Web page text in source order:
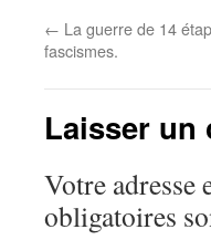
← La guerre de 14
fascismes.
Laisser un
Votre adresse
obligatoires